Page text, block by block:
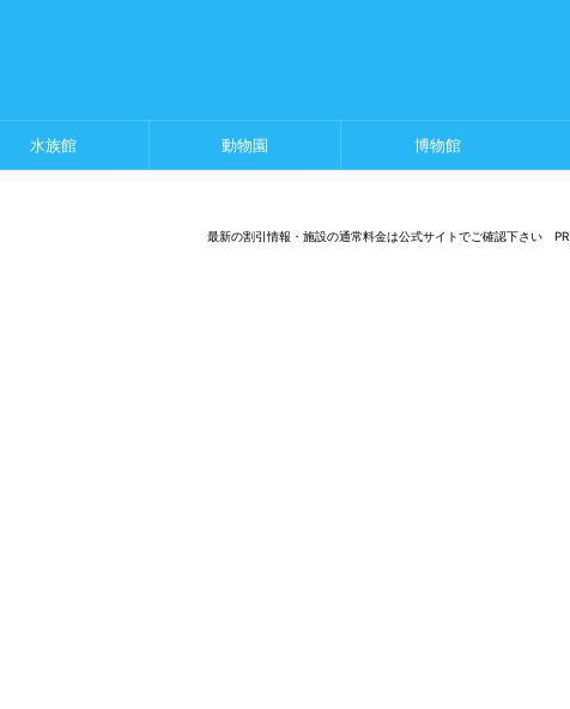
水族館 動物園 博物館
最新の割引情報・施設の通常料金は公式サイトでご確認下さい PR